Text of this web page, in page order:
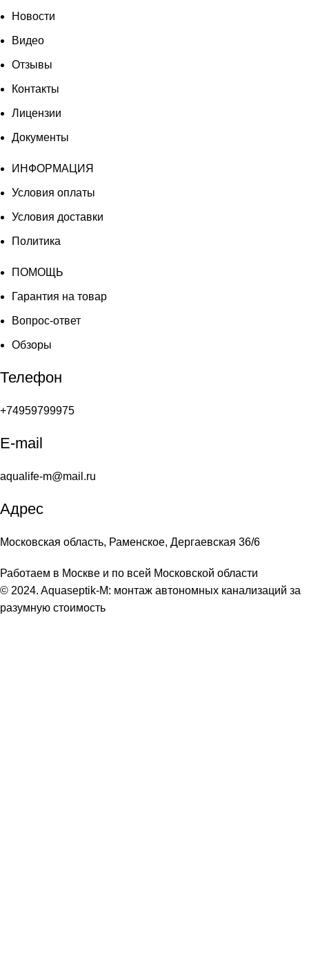
Новости
Видео
Отзывы
Контакты
Лицензии
Документы
ИНФОРМАЦИЯ
Условия оплаты
Условия доставки
Политика
ПОМОЩЬ
Гарантия на товар
Вопрос-ответ
Обзоры
Телефон
+74959799975
E-mail
aqualife-m@mail.ru
Адрес
Московская область, Раменское, Дергаевская 36/6
Работаем в Москве и по всей Московской области
© 2024. Aquaseptik-M: монтаж автономных канализаций за
разумную стоимость